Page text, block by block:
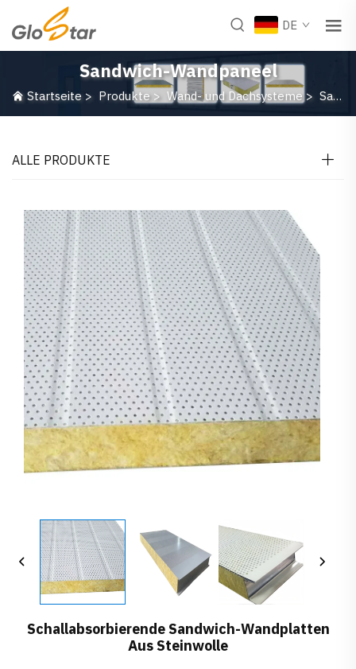
DE
Sandwich-Wandpaneel
Startseite > Produkte> Wand- und Dachsysteme> Sandwich-Wandpaneel
ALLE PRODUKTE
Schallabsorbierende Sandwich-Wandplatten
Aus Steinwolle